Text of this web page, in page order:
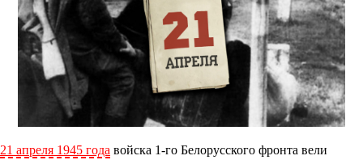
21 апреля 1945 года войска 1-го Белорусского фронта вели